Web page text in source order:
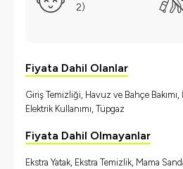
2)
Fiyata Dahil Olanlar
Giriş Temizliği, Havuz ve Bahçe Bakımı,
Elektrik Kullanımı, Tüpgaz
Fiyata Dahil Olmayanlar
Ekstra Yatak, Ekstra Temizlik, Mama